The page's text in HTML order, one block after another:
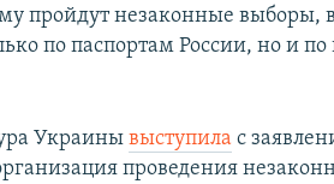
пройдут незаконные выборы,
по паспортам России, но и
Украинывыступила с
проведения